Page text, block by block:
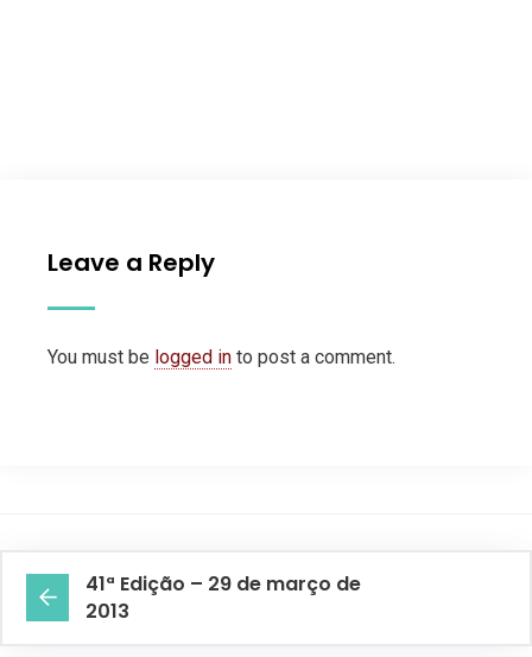
Leave a Reply
You must be logged in to post a comment.
41ª Edição – 29 de março de
2013